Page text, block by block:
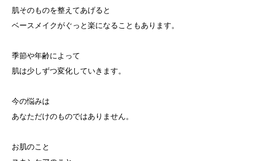
肌そのものを整えてあげると
ベースメイクがぐっと楽になることもあります。
季節や年齢によって
肌は少しずつ変化していきます。
今の悩みは
あなただけのものではありません。
お肌のこと